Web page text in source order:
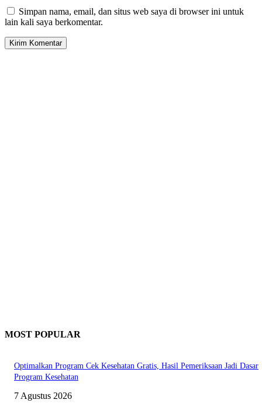
Simpan nama, email, dan situs web saya di browser ini untuk
lain kali saya berkomentar.
MOST POPULAR
Optimalkan Program Cek Kesehatan Gratis, Hasil Pemeriksaan Jadi Dasar
Program Kesehatan
7 Agustus 2026